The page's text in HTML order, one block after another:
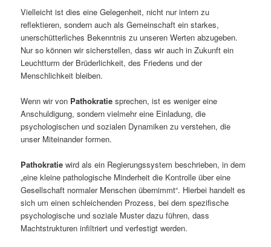
Vielleicht ist dies eine Gelegenheit, nicht nur intern zu
reflektieren, sondern auch als Gemeinschaft ein starkes,
unerschütterliches Bekenntnis zu unseren Werten abzugeben.
Nur so können wir sicherstellen, dass wir auch in Zukunft ein
Leuchtturm der Brüderlichkeit, des Friedens und der
Menschlichkeit bleiben.
Wenn wir von Pathokratie sprechen, ist es weniger eine
Anschuldigung, sondern vielmehr eine Einladung, die
psychologischen und sozialen Dynamiken zu verstehen, die
unser Miteinander formen.
Pathokratie wird als ein Regierungssystem beschrieben, in dem
„eine kleine pathologische Minderheit die Kontrolle über eine
Gesellschaft normaler Menschen übernimmt“. Hierbei handelt es
sich um einen schleichenden Prozess, bei dem spezifische
psychologische und soziale Muster dazu führen, dass
Machtstrukturen infiltriert und verfestigt werden.